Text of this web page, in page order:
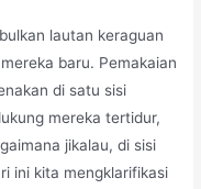
lautan keraguan
baru. Pemakaian
di satu sisi
mereka tertidur,
jikalau, di sisi
ini kita mengklarifikasi